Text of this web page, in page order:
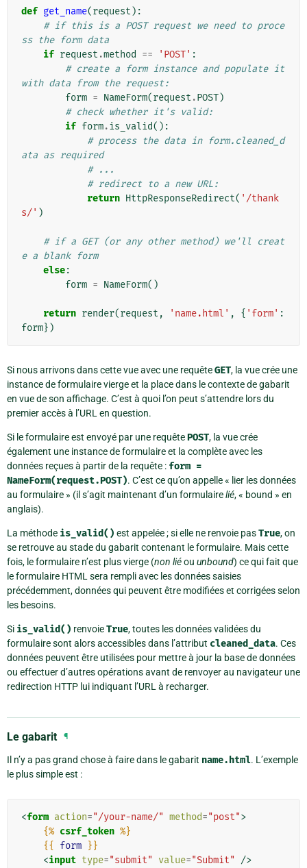
def get_name(request ):
# if this is a POST request we need to proce
ss the form data
if request .method == 'POST' :
# create a form instance and populate it
with data from the request:
form = NameForm(request .POST)
# check whether it's valid:
if form.is_valid():
# process the data in form.cleaned_d
ata as required
# ...
# redirect to a new URL:
return HttpResponseRedirect( '/thank
s/' )
# if a GET (or any other method) we'll creat
e a blank form
else:
form = NameForm()
return render(request , 'name.html' , { 'form' :
form})
Si nous arrivons dans cette vue avec une requêteGET, la vue crée une
instance de formulaire vierge et la place dans le contexte de gabarit
en vue de son affichage. C’est à quoi l’on peut s’attendre lors du
premier accès à l’URL en question.
Si le formulaire est envoyé par une requêtePOST, la vue crée
également une instance de formulaire et la complète avec les
données reçues à partir de la requête : form =
NameForm(request.POST). C’est ce qu’on appelle « lier les données
au formulaire » (il s’agit maintenant d’un formulairelié, « bound » en
anglais).
La méthode is_valid() est appelée ; si elle ne renvoie pasTrue, on
se retrouve au stade du gabarit contenant le formulaire. Mais cette
fois, le formulaire n’est plus vierge (non liéou unbound) ce qui fait que
le formulaire HTML sera rempli avec les données saisies
précédemment, données qui peuvent être modifiées et corrigées selon
les besoins.
Si is_valid() renvoieTrue, toutes les données validées du
formulaire sont alors accessibles dans l’attribut cleaned_data. Ces
données peuvent être utilisées pour mettre à jour la base de données
ou effectuer d’autres opérations avant de renvoyer au navigateur une
redirection HTTP lui indiquant l’URL à recharger.
Le gabarit ¶
Il n’y a pas grand chose à faire dans le gabarit name.html. L’exemple
le plus simple est :
<form action="/your-name/" method="post">
{% csrf_token %}
{{
form
}}
<input type="submit" value="Submit"
/>